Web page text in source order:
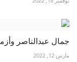
جمال عبدالناصر
مارس 12, 2022